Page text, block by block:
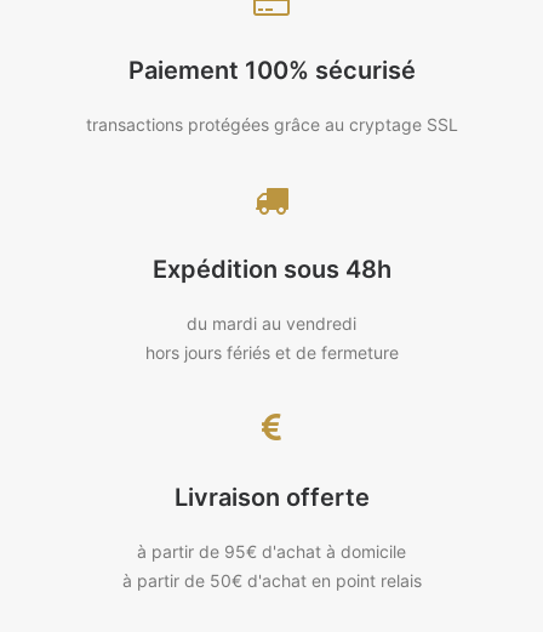
Paiement 100% sécurisé
transactions protégées grâce au cryptage SSL
Expédition sous 48h
du mardi au vendredi
hors jours fériés et de fermeture
Livraison offerte
à partir de 95€ d'achat à domicile
à partir de 50€ d'achat en point relais